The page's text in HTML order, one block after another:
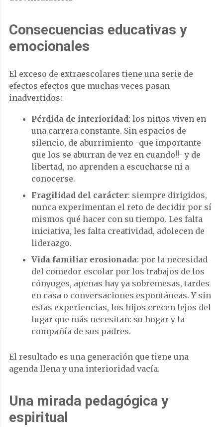
Consecuencias educativas y
emocionales
El exceso de extraescolares tiene una serie de
efectos efectos que muchas veces pasan
inadvertidos:-
Pérdida de interioridad: los niños viven en
una carrera constante. Sin espacios de
silencio, de aburrimiento -que importante
que los se aburran de vez en cuando!!- y de
libertad, no aprenden a escucharse ni a
conocerse.
Fragilidad del carácter: siempre dirigidos,
nunca experimentan el reto de decidir por sí
mismos qué hacer con su tiempo. Les falta
iniciativa, les falta creatividad, adolecen de
liderazgo.
Vida familiar erosionada: por la necesidad
del comedor escolar por los trabajos de los
cónyuges, apenas hay ya sobremesas, tardes
en casa o conversaciones espontáneas. Y sin
estas experiencias, los hijos crecen lejos del
lugar que más necesitan: su hogar y la
compañía de sus padres.
El resultado es una generación que tiene una
agenda llena y una interioridad vacía.
Una mirada pedagógica y
espiritual